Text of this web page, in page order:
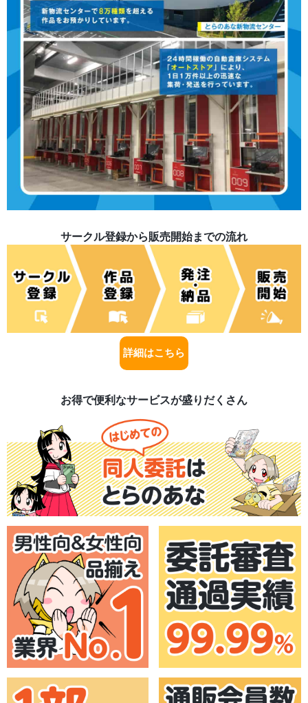
サークル登録から販売開始までの流れ
詳細はこちら
お得で便利なサービスが盛りだくさん